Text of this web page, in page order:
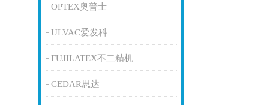
OPTEX奥普士
ULVAC爱发科
FUJILATEX不二精机
CEDAR思达